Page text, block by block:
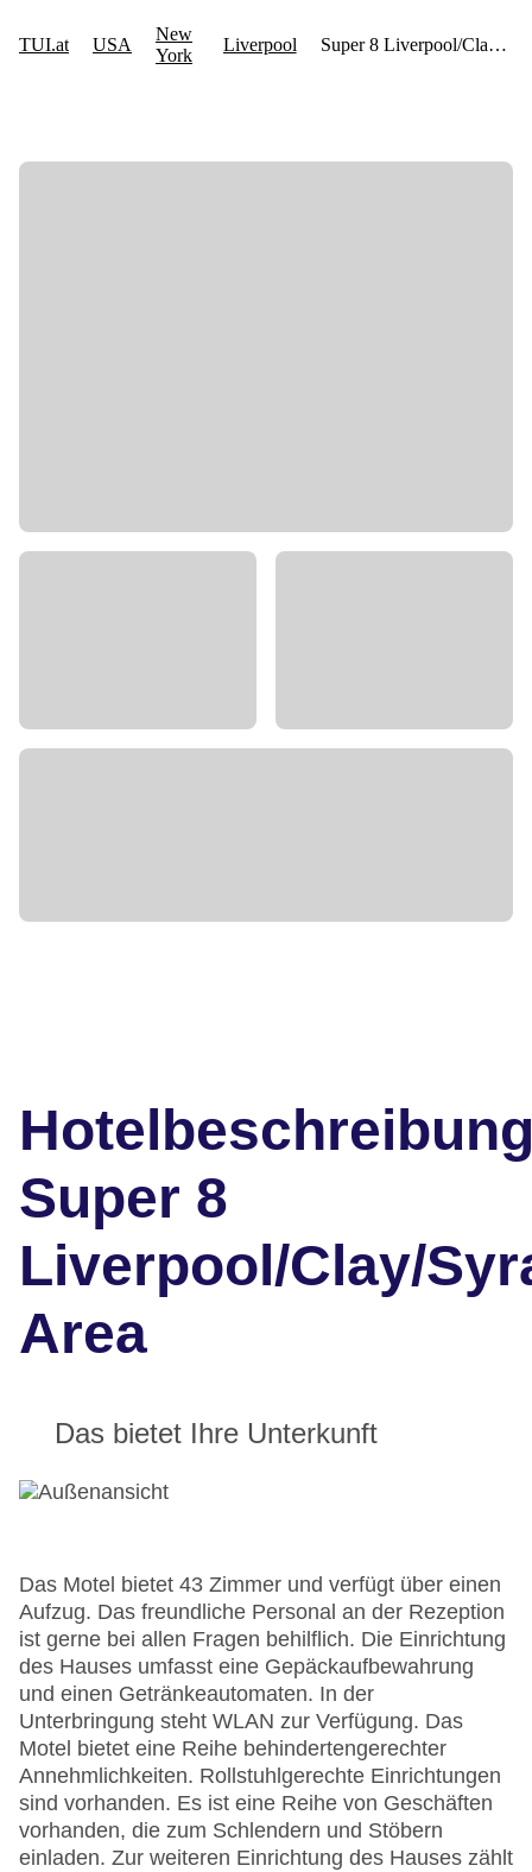
Super 8
Liverpool/Clay/
Area
Das bietet Ihre Unterkunft
Das Motel bietet 43 Zimmer und verfügt über einen
Aufzug. Das freundliche Personal an der Rezeption
ist gerne bei allen Fragen behilflich. Die Einrichtung
des Hauses umfasst eine Gepäckaufbewahrung
und einen Getränkeautomaten. In der
Unterbringung steht WLAN zur Verfügung. Das
Motel bietet eine Reihe behindertengerechter
Annehmlichkeiten. Rollstuhlgerechte Einrichtungen
sind vorhanden. Es ist eine Reihe von Geschäften
vorhanden, die zum Schlendern und Stöbern
einladen. Zur weiteren Einrichtung des Hauses zählt